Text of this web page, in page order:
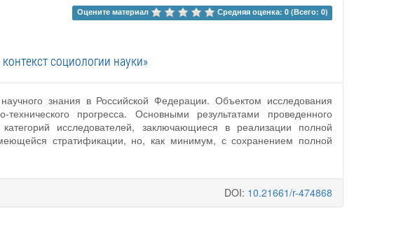
Оцените материал Средняя оценка: 0 (Всего: 0)
социологии науки»
знания в Российской Федерации. Объектом исследования
прогресса. Основными результатами проведенного
исследователей, заключающиеся в реализации полной
стратификации, но, как минимум, с сохранением полной
DOI: 10.21661/r-474868